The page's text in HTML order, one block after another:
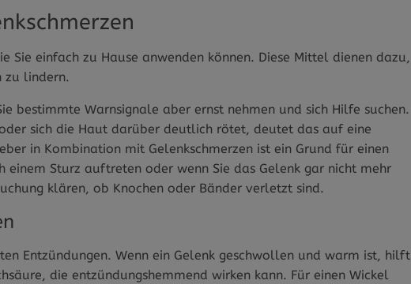
Sie einfach zu Hause anwenden können. Diese Mittel dienen dazu,
zu lindern.
bestimmte Warnsignale aber ernst nehmen und sich Hilfe suchen.
sich die Haut darüber deutlich rötet, deutet das auf eine
in Kombination mit Gelenkschmerzen ist ein Grund für einen
einem Sturz auftreten oder wenn Sie das Gelenk gar nicht mehr
klären, ob Knochen oder Bänder verletzt sind.
Entzündungen. Wenn ein Gelenk geschwollen und warm ist, hilft
die entzündungshemmend wirken kann. Für einen Wickel